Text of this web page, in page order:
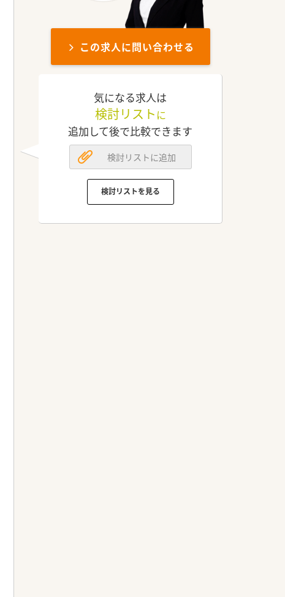
この求人に問い合わせる
気になる求人は
検討リスト に
追加して後で比較できます
検討リストに追加
検討リストを見る